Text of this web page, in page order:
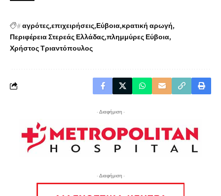
#αγρότες επιχειρήσεις Εύβοια κρατική αρωγή
Περιφέρεια Στερεάς Ελλάδας πλημμύρες Εύβοια
Χρήστος Τριαντόπουλος
- Διαφήμιση -
- Διαφήμιση -